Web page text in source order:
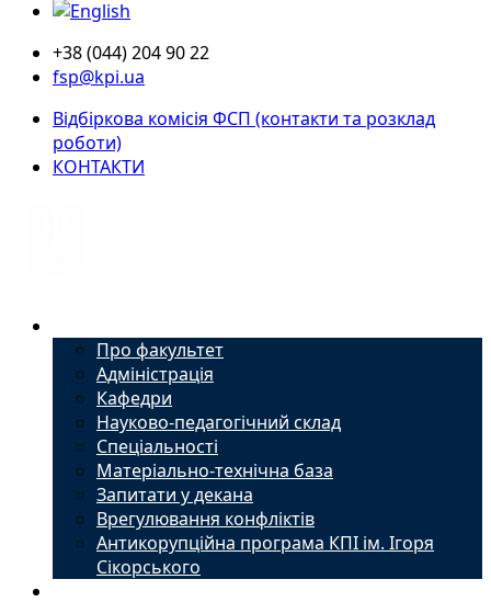
+38 (044) 204 90 22
fsp@kpi.ua
Відбіркова комісія ФСП (контакти та розклад
роботи)
КОНТАКТИ
Про факультет
Адміністрація
Кафедри
Науково-педагогічний склад
Спеціальності
Матеріально-технічна база
Запитати у декана
Врегулювання конфліктів
Антикорупційна програма КПІ ім. Ігоря
Сікорського